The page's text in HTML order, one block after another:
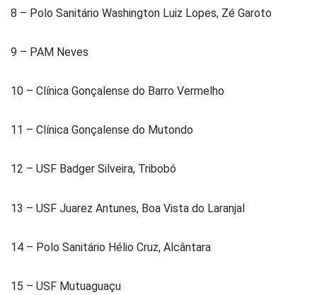
8 – Polo Sanitário Washington Luiz Lopes, Zé Garoto
9 – PAM Neves
10 – Clínica Gonçalense do Barro Vermelho
11 – Clínica Gonçalense do Mutondo
12 – USF Badger Silveira, Tribobó
13 – USF Juarez Antunes, Boa Vista do Laranjal
14 – Polo Sanitário Hélio Cruz, Alcântara
15 – USF Mutuaguaçu